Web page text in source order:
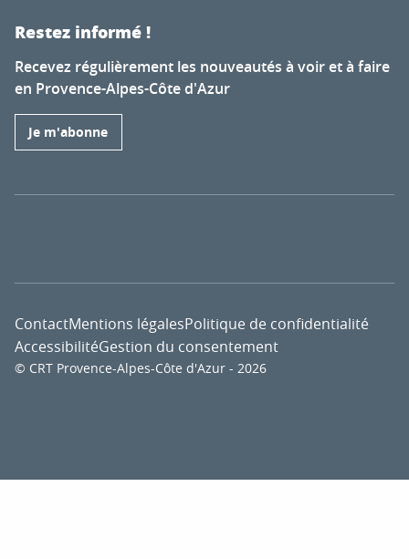
Restez informé !
Recevez régulièrement les nouveautés à voir et à faire
en Provence-Alpes-Côte d'Azur
Je m'abonne
© CRT Provence-Alpes-Côte d'Azur - 2026
ContactMentions légalesPolitique de confidentialité
AccessibilitéGestion du consentement